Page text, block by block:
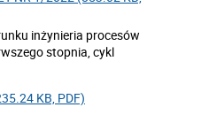
inżynieria procesów
stopnia, cykl
KB, PDF)